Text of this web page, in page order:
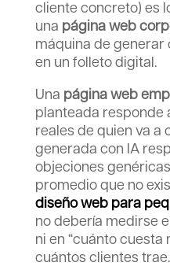
cliente concreto) es
una página web
máquina de generar
en un folleto digital.
Una página web
planteada responde
reales de quien va a
generada con IA
objeciones
promedio que no
diseño web para
no debería medirse
ni en “cuánto cuesta
cuántos clientes